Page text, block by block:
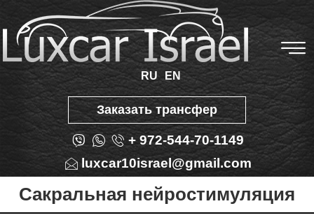
RU EN
Заказать трансфер
+ 972-544-70-1149
luxcar10israel@gmail.com
Сакральная нейростимуляция